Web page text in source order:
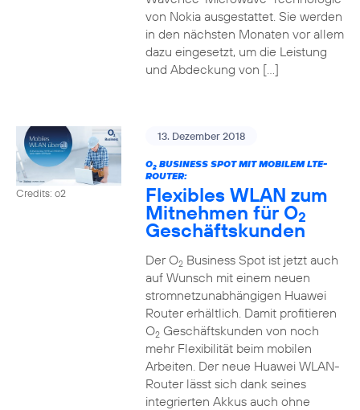
von Nokia ausgestattet. Sie werden
in den nächsten Monaten vor allem
dazu eingesetzt, um die Leistung
und Abdeckung von […]
Credits: o2
13. Dezember 2018
O2BUSINESS SPOT MIT MOBILEM LTE-
ROUTER:
Flexibles WLAN zum
Mitnehmen für O2
Geschäftskunden
Der O2Business Spot ist jetzt auch
auf Wunsch mit einem neuen
stromnetzunabhängigen Huawei
Router erhältlich. Damit profitieren
O2Geschäftskunden von noch
mehr Flexibilität beim mobilen
Arbeiten. Der neue Huawei WLAN-
Router lässt sich dank seines
integrierten Akkus auch ohne